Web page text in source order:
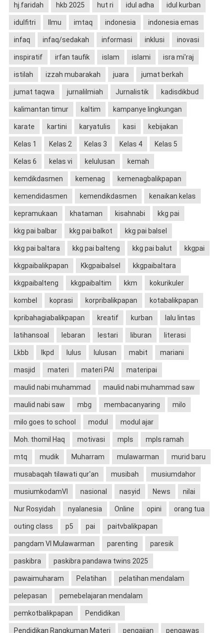
hj.faridah hkb 2025 hut ri idul adha idul kurban
idulfitri Ilmu imtaq indonesia indonesia emas
infaq infaq/sedakah informasi inklusi inovasi
inspiratif irfan taufik islam islami isra mi'raj
istilah izzah mubarakah juara jumat berkah
jumat taqwa jurnalilmiah Jurnalistik kadisdikbud
kalimantan timur kaltim kampanye lingkungan
karate kartini karyatulis kasi kebijakan
Kelas 1 Kelas 2 Kelas 3 Kelas 4 Kelas 5
Kelas 6 kelas vi kelulusan kemah
kemdikdasmen kemenag kemenagbalikpapan
kemendidasmen kemendikdasmen kenaikan kelas
kepramukaan khataman kisahnabi kkg pai
kkg pai balbar kkg pai balkot kkg pai balsel
kkg pai baltara kkg pai balteng kkg pai balut kkgpai
kkgpaibalikpapan Kkgpaibalsel kkgpaibaltara
kkgpaibalteng kkgpaibaltim kkm kokurikuler
kombel koprasi korpribalikpapan kotabalikpapan
kpribahagiabalikpapan kreatif kurban lalu lintas
latihansoal lebaran lestari liburan literasi
Lkbb lkpd lulus lulusan mabit mariani
masjid materi materi PAI materipai
maulid nabi muhammad maulid nabi muhammad saw
maulid nabi saw mbg membacanyaring milo
milo goes to school modul modul ajar
Moh. thomil Haq motivasi mpls mpls ramah
mtq mudik Muharram mulawarman murid baru
musabaqah tilawati qur'an musibah musiumdahor
musiumkodamVI nasional nasyid News nilai
Nur Rosyidah nyalanesia Online opini orang tua
outing class p5 pai paitvbalikpapan
pangdam VI Mulawarman parenting paresik
paskibra paskibra pandawa twins 2025
pawaimuharam Pelatihan pelatihan mendalam
pelepasan pemebelajaran mendalam
pemkotbalikpapan Pendidikan
Pendidikan Rangkuman Materi pengajian pengawas